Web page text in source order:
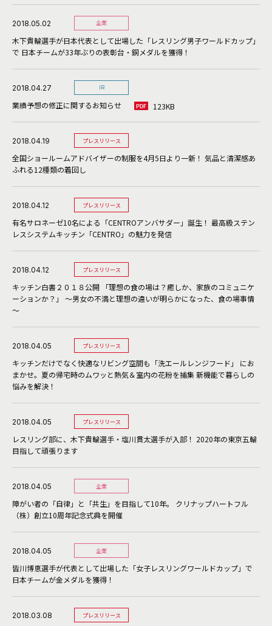
2018.05.02 企業
木下貴輪選手が日本代表として出場した「レスリング男子ワールドカップ」
で 日本チームが33年ぶりの表彰台・銅メダルを獲得！
2018.04.27 IR
業績予想の修正に関するお知らせ 123KB
2018.04.19 プレスリリース
全国ショールームアドバイザーの制服を4月5日より一新！ 気品と清潔感あ
ふれる12種類の着回し
2018.04.12 プレスリリース
有名サロネーゼ10名による「CENTROアンバサダー」誕生！ 最高級ステン
レスシステムキッチン「CENTRO」の魅力を発信
2018.04.12 プレスリリース
キッチン白書２０１８公開 「理想の食の場は？癒しか、家族のコミュニケ
ーションか？」 ～男女の不満と理想の違いが明らかになった、食の場事情
～
2018.04.05 プレスリリース
キッチンだけでなく快適なリビング空間も「洗エールレンジフード」 にお
まかせ。夏の帰宅時のムワッと熱気＆室内の花粉を捕集 新機能で暮らしの
悩みを解決！
2018.04.05 プレスリリース
レスリング部に、木下貴輪選手・塩川貫太選手が入部！ 2020年の東京五輪
目指して頑張ります
2018.04.05 企業
障がい者の「自律」と「共生」を目指して10年。 クリナップハートフル
（株）創立10周年記念式典を開催
2018.04.05 企業
皆川博恵選手が代表として出場した「女子レスリングワールドカップ」で
日本チームが金メダルを獲得！
2018.03.08 プレスリリース